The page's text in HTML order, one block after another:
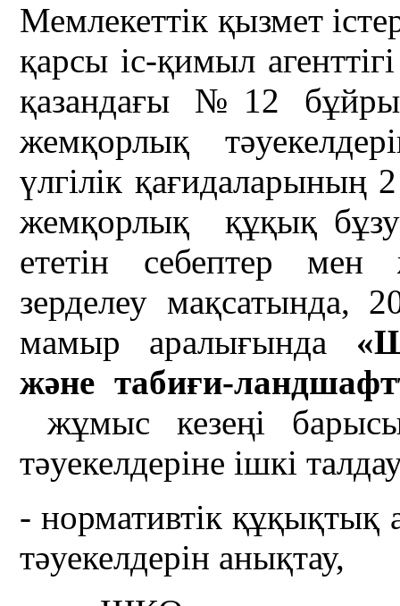
Мемлекеттік қызмет
қарсы іс-қимыл
қазандағы №12
жемқорлық
үлгілік қағидаларының
жемқорлық құқық
ететін себептер мен
зерделеу мақсатында,
мамыр аралығында
және табиғи-
жұмыс кезеңі
тәуекелдеріне ішкі
- нормативтік құқықтық
тәуекелдерін анықтау,